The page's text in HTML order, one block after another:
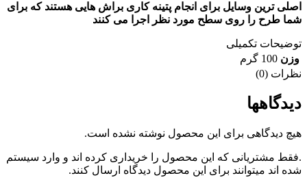
اصلی ترین وسایل برای انجام پتینه کاری براش هایی هستند که برای
شما طرح را روی سطح مورد نظر اجرا می کنند
توضیحات تکمیلی
وزن 100 گرم
نظرات (0)
دیدگاهها
هیچ دیدگاهی برای این محصول نوشته نشده است.
.فقط مشتریانی که این محصول را خریداری کرده اند و وارد سیستم
شده اند میتوانند برای این محصول دیدگاه ارسال کنند.